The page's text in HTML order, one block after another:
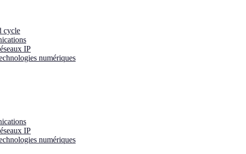
cycle
IP
numériques
IP
numériques